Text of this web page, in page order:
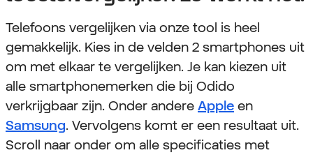
Telefoons vergelijken via onze tool is heel
gemakkelijk. Kies in de velden 2 smartphones uit
om met elkaar te vergelijken. Je kan kiezen uit
alle smartphonemerken die bij Odido
verkrijgbaar zijn. Onder andere Apple en
Samsung. Vervolgens komt er een resultaat uit.
Scroll naar onder om alle specificaties met